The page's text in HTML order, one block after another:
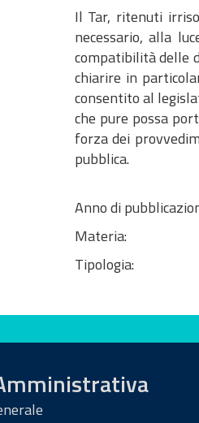
Il Tar, ritenuti
necessario, alla
compatibilità delle
chiarire in
consentito al
che pure possa
forza dei
pubblica.
Anno di
Materia:
Tipologia: